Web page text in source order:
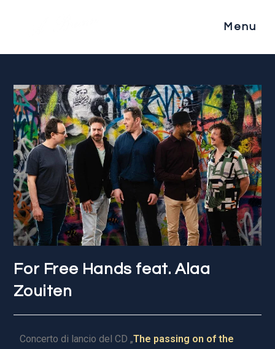
Menu
For Free Hands feat. Alaa
Zouiten
Concerto di lancio del CD „The passing on of the